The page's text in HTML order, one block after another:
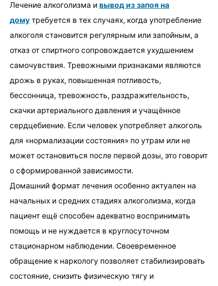
Лечение алкоголизма и вывод из запоя на
дому требуется в тех случаях, когда употребление
алкоголя становится регулярным или запойным, а
отказ от спиртного сопровождается ухудшением
самочувствия. Тревожными признаками являются
дрожь в руках, повышенная потливость,
бессонница, тревожность, раздражительность,
скачки артериального давления и учащённое
сердцебиение. Если человек употребляет алкоголь
для «нормализации состояния» по утрам или не
может остановиться после первой дозы, это говорит
о сформированной зависимости.
Домашний формат лечения особенно актуален на
начальных и средних стадиях алкоголизма, когда
пациент ещё способен адекватно воспринимать
помощь и не нуждается в круглосуточном
стационарном наблюдении. Своевременное
обращение к наркологу позволяет стабилизировать
состояние, снизить физическую тягу и